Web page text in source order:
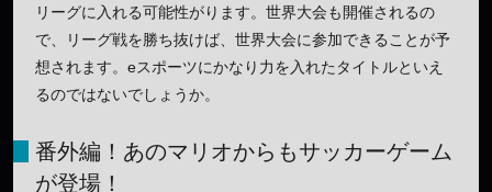
リーグに入れる可能性がります。世界大会も開催されるの
で、リーグ戦を勝ち抜けば、世界大会に参加できることが予
想されます。eスポーツにかなり力を入れたタイトルといえ
るのではないでしょうか。
番外編！あのマリオからもサッカーゲーム
が登場！